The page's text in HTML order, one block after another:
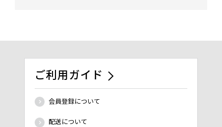
ご利用ガイド
会員登録について
配送について